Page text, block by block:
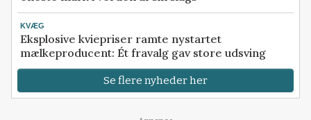
KVÆG
Eksplosive kviepriser ramte nystartet
mælkeproducent: Ét fravalg gav store udsving
Se flere nyheder her